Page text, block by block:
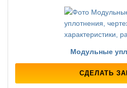
Модульные
СДЕЛАТЬ